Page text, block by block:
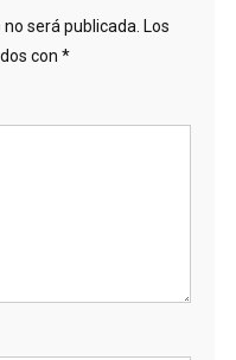
será publicada. Los
con *